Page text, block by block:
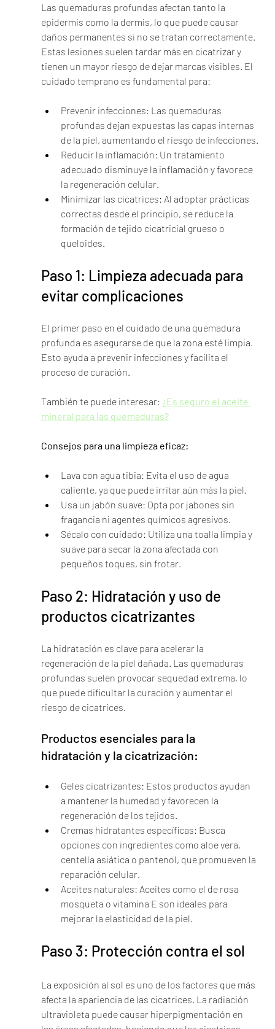
Las quemaduras profundas afectan tanto la
epidermis como la dermis, lo que puede causar
daños permanentes si no se tratan correctamente.
Estas lesiones suelen tardar más en cicatrizar y
tienen un mayor riesgo de dejar marcas visibles. El
cuidado temprano es fundamental para:
Prevenir infecciones: Las quemaduras
profundas dejan expuestas las capas internas
de la piel, aumentando el riesgo de infecciones.
Reducir la inflamación: Un tratamiento
adecuado disminuye la inflamación y favorece
la regeneración celular.
Minimizar las cicatrices: Al adoptar prácticas
correctas desde el principio, se reduce la
formación de tejido cicatricial grueso o
queloides.
Paso 1: Limpieza adecuada para
evitar complicaciones
El primer paso en el cuidado de una quemadura
profunda es asegurarse de que la zona esté limpia.
Esto ayuda a prevenir infecciones y facilita el
proceso de curación.
También te puede interesar: ¿Es seguro el aceite
mineral para las quemaduras?
Consejos para una limpieza eficaz:
Lava con agua tibia: Evita el uso de agua
caliente, ya que puede irritar aún más la piel.
Usa un jabón suave: Opta por jabones sin
fragancia ni agentes químicos agresivos.
Sécalo con cuidado: Utiliza una toalla limpia y
suave para secar la zona afectada con
pequeños toques, sin frotar.
Paso 2: Hidratación y uso de
productos cicatrizantes
La hidratación es clave para acelerar la
regeneración de la piel dañada. Las quemaduras
profundas suelen provocar sequedad extrema, lo
que puede dificultar la curación y aumentar el
riesgo de cicatrices.
Productos esenciales para la
hidratación y la cicatrización:
Geles cicatrizantes: Estos productos ayudan
a mantener la humedad y favorecen la
regeneración de los tejidos.
Cremas hidratantes específicas: Busca
opciones con ingredientes como aloe vera,
centella asiática o pantenol, que promueven la
reparación celular.
Aceites naturales: Aceites como el de rosa
mosqueta o vitamina E son ideales para
mejorar la elasticidad de la piel.
Paso 3: Protección contra el sol
La exposición al sol es uno de los factores que más
afecta la apariencia de las cicatrices. La radiación
ultravioleta puede causar hiperpigmentación en